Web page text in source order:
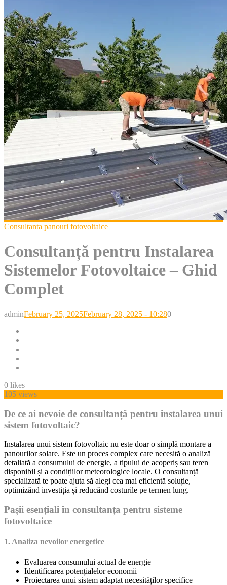
Consultanta panouri fotovoltaice
Consultanță pentru Instalarea
Sistemelor Fotovoltaice – Ghid
Complet
adminPosted
February 25, 2025February 28, 2025 - 10:280
0 likes
105 views
De ce ai nevoie de consultanță pentru instalarea unui
sistem fotovoltaic?
Instalarea unui sistem fotovoltaic nu este doar o simplă montare a
panourilor solare. Este un proces complex care necesită o analiză
detaliată a consumului de energie, a tipului de acoperiș sau teren
disponibil și a condițiilor meteorologice locale. O consultanță
specializată te poate ajuta să alegi cea mai eficientă soluție,
optimizând investiția și reducând costurile pe termen lung.
Pașii esențiali în consultanța pentru sisteme
fotovoltaice
1. Analiza nevoilor energetice
Evaluarea consumului actual de energie
Identificarea potențialelor economii
Proiectarea unui sistem adaptat necesităților specifice